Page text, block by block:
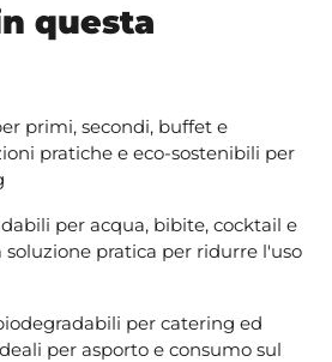
questa
primi, secondi, buffet e
pratiche e eco-sostenibili per
per acqua, bibite, cocktail e
soluzione pratica per ridurre l'uso
per catering ed
per asporto e consumo sul